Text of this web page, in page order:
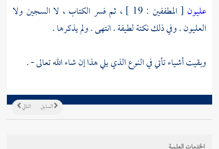
عليون
[ المطففين : 19 ] ، ثم فسر الكتاب ، لا السجين ولا
العليون . وفي ذلك نكتة لطيفة . انتهى . ولم يذكرها .
وبقيت أشياء تأتي في النوع الذي يلي هذا إن شاء الله تعالى - .
التالي السابق